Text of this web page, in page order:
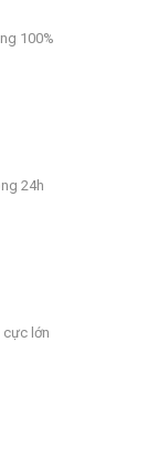
100%
24h
cực lớn